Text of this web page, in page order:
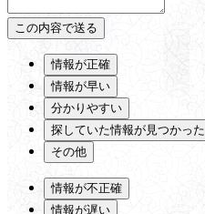
情報が正確
情報が早い
分かりやすい
探していた情報が見つかった
その他
情報が不正確
情報が遅い